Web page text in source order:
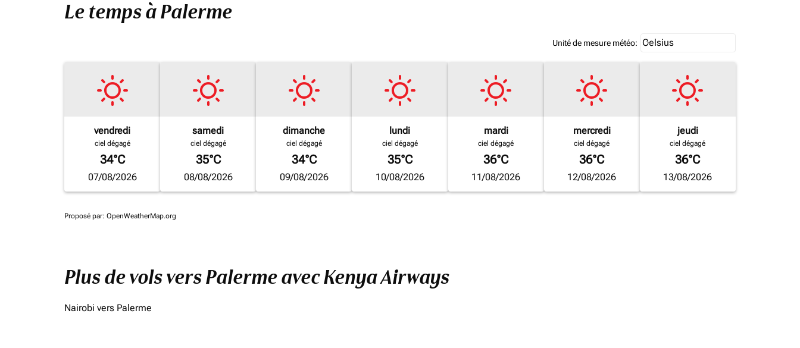
Le temps à Palerme
Unité de mesure météo: Weather unit option Celsius
Celsius
keyboard_arrow_down
vendredi
ciel dégagé
34°C
07/08/2026
samedi
ciel dégagé
35°C
08/08/2026
dimanche
ciel dégagé
34°C
09/08/2026
lundi
ciel dégagé
35°C
10/08/2026
mardi
ciel dégagé
36°C
11/08/2026
mercredi
ciel dégagé
36°C
12/08/2026
jeudi
ciel dégagé
36°C
13/08/2026
Proposé par: OpenWeatherMap.org
Plus de vols vers Palerme avec Kenya Airways
Nairobi vers Palerme